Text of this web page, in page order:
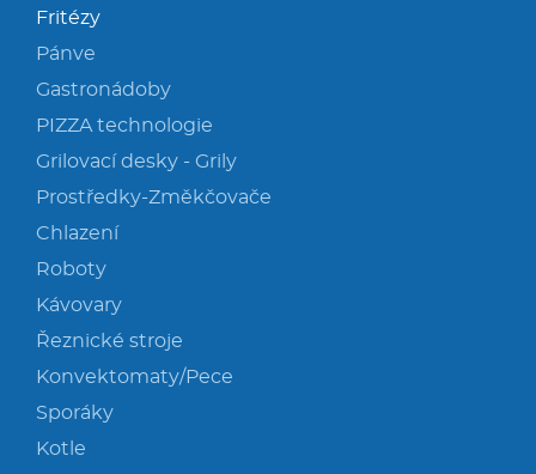
Fritézy
Pánve
Gastronádoby
PIZZA technologie
Grilovací desky - Grily
Prostředky-Změkčovače
Chlazení
Roboty
Kávovary
Řeznické stroje
Konvektomaty/Pece
Sporáky
Kotle